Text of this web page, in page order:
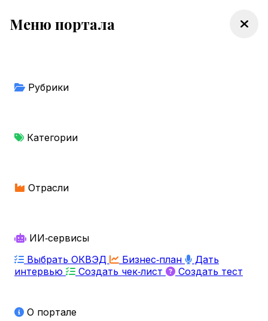
Меню портала
Рубрики
Категории
Отрасли
ИИ‑сервисы
Выбрать ОКВЭД
Бизнес‑план
Дать
интервью
Создать чек‑лист Создать тест
О портале